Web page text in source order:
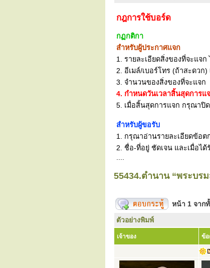
กฎการใช้บอร์ด
กฏกติกา
สำหรับผู้ประกาศแจก
1. รายละเอียดสิ่งของที่จะแจ
2. อีเมล์/เบอร์โทร (ถ้าสะดวก
3. จำนวนของสิ่งของที่จะแจก
4. กำหนดวันเวลาสิ้นสุดการแ
5. เมื่อสิ้นสุดการแจก กรุณาปิ
สำหรับผู้ขอรับ
1. กรุณาอ่านรายละเอียดข้อต
2. ชื่อ-ที่อยู่ ชัดเจน และเมื่อไ
55434.ตำนาน “พระบร
หน้า 1 จาก
ตัวอย่างพิมพ์
เจ้าของ ข้